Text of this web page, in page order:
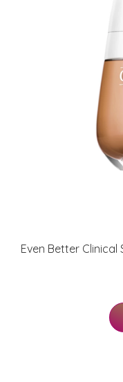
Even Better Clinical